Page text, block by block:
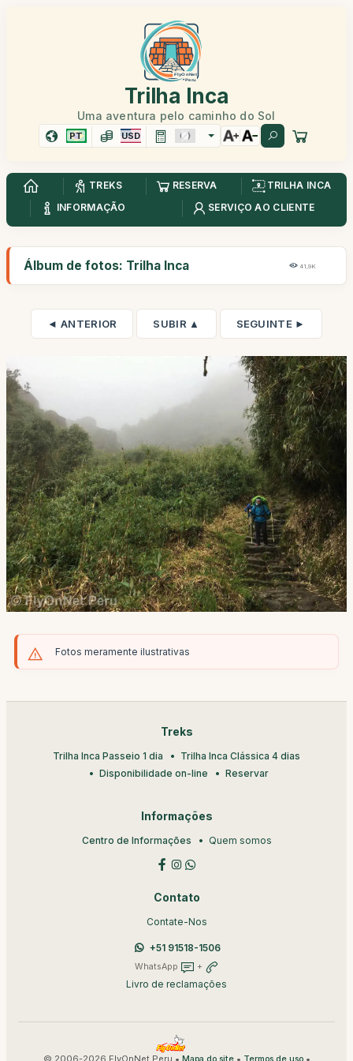
Trilha Inca
Uma aventura pelo caminho do Sol
PT USD
TREKS RESERVA
TRILHA INCA
INFORMAÇÃO
SERVIÇO AO CLIENTE
Álbum de fotos: Trilha Inca 41,9K
◄ ANTERIOR SUBIR ▲ SEGUINTE ►
Fotos meramente ilustrativas
Treks
Trilha Inca Passeio 1 dia
Trilha Inca Clássica 4 dias
Disponibilidade on-line
Reservar
Informações
Centro de Informações Quem somos
Contato
Contate-Nos
+51 91518-1506
WhatsApp +
Livro de reclamações
© 2006-2026 FlyOnNet Peru • • •